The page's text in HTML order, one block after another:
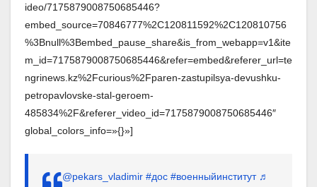
ideo/7175879008750685446?
embed_source=70846777%2C120811592%2C120810756
%3Bnull%3Bembed_pause_share&is_from_webapp=v1&ite
m_id=7175879008750685446&refer=embed&referer_url=te
ngrinews.kz%2Fcurious%2Fparen-zastupilsya-devushku-
petropavlovske-stal-geroem-
485834%2F&referer_video_id=7175879008750685446″
global_colors_info=»{}»]
@pekars_vladimir #дос #военныйинститут ♬